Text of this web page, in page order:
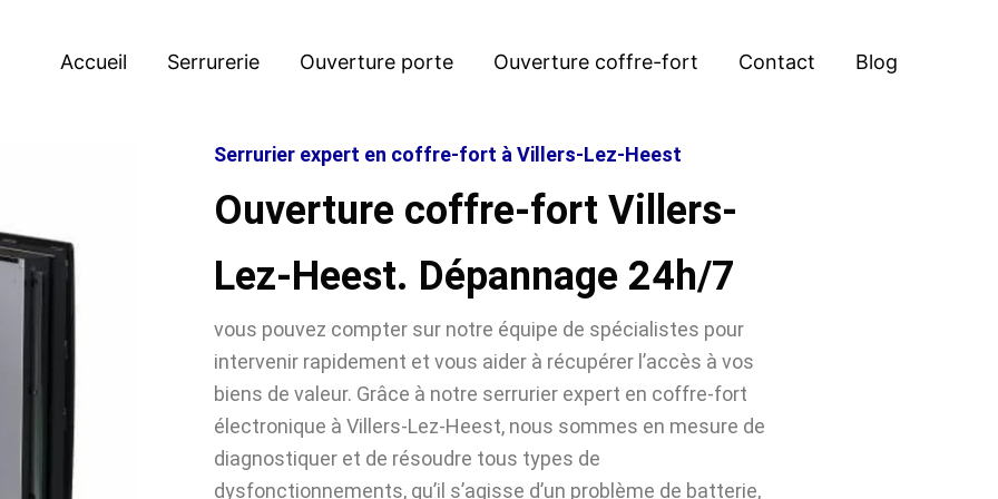
Accueil Serrurerie Ouverture porte Ouverture coffre-fort Contact Blog
Serrurier expert en coffre-fort à Villers-Lez-Heest
Ouverture coffre-fort Villers-
Lez-Heest. Dépannage 24h/7
vous pouvez compter sur notre équipe de spécialistes pour
intervenir rapidement et vous aider à récupérer l’accès à vos
biens de valeur. Grâce à notre serrurier expert en coffre-fort
électronique à Villers-Lez-Heest, nous sommes en mesure de
diagnostiquer et de résoudre tous types de
dysfonctionnements, qu’il s’agisse d’un problème de batterie,